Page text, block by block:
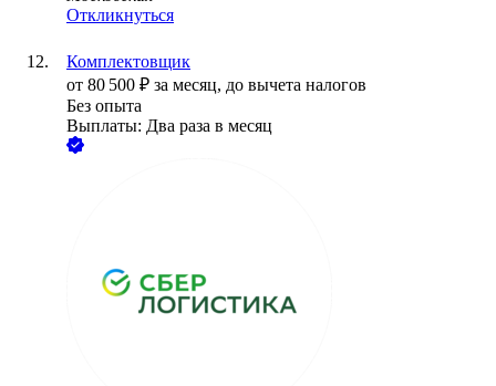
Откликнуться
Комплектовщик
от 80 500 ₽ за месяц, до вычета налогов
Без опыта
Выплаты: Два раза в месяц